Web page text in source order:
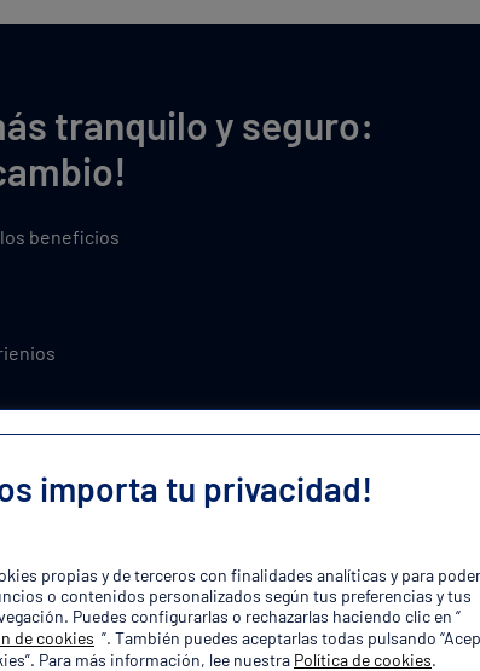
tranquilo y seguro:
beneficios
propios
importa tu privacidad!
propias y de terceros con finalidades analíticas y para poder
o contenidos personalizados según tus preferencias y tus
Puedes configurarlas o rechazarlas haciendo clic en “
de cookies ”. También puedes aceptarlas todas pulsando
Para más información, lee nuestra Política de cookies.